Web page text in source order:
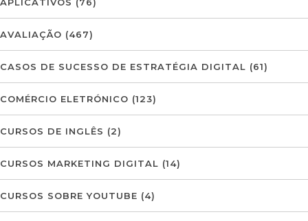
AVALIAÇÃO (467)
CASOS DE SUCESSO DE ESTRATÉGIA DIGITAL (61)
COMÉRCIO ELETRÓNICO (123)
CURSOS DE INGLÊS (2)
CURSOS MARKETING DIGITAL (14)
CURSOS SOBRE YOUTUBE (4)